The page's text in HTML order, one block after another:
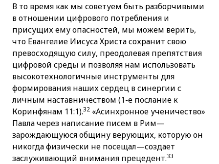
В то время как мы советуем быть разборчивыми
в отношении цифрового потребления и
присущих ему опасностей, мы можем верить,
что Евангелие Иисуса Христа сохранит свою
превосходящую силу, преодолевая препятствия
цифровой среды и позволяя нам использовать
высокотехнологичные инструменты для
формирования наших сердец в синергии с
личным наставничеством (1-е послание к
Коринфянам 11:1).32 «Асинхронное ученичество»
Павла через написание писем в Рим—
зарождающуюся общину верующих, которую он
никогда физически не посещал—создает
заслуживающий внимания прецедент.33